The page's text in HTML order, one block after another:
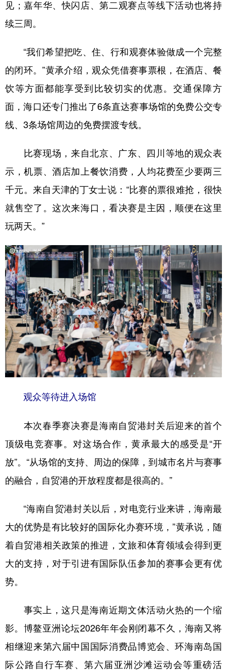
见；嘉年华、快闪店、第二观赛点等线下活动也将持
续三周。
“我们希望把吃、住、行和观赛体验做成一个完整
的闭环。”黄承介绍，观众凭借赛事票根，在酒店、餐
饮等方面都能享受到比较切实的优惠。交通保障方
面，海口还专门推出了6条直达赛事场馆的免费公交专
线、3条场馆周边的免费摆渡专线。
比赛现场，来自北京、广东、四川等地的观众表
示，机票、酒店加上餐饮消费，人均花费至少要两三
千元。来自天津的丁女士说：“比赛的票很难抢，很快
就售空了。这次来海口，看决赛是主因，顺便在这里
玩两天。”
观众等待进入场馆
本次春季赛决赛是海南自贸港封关后迎来的首个
顶级电竞赛事。对这场合作，黄承最大的感受是“开
放”。“从场馆的支持、周边的保障，到城市名片与赛事
的融合，自贸港的开放程度都是很高的。”
“海南自贸港封关以后，对电竞行业来讲，海南最
大的优势是有比较好的国际化办赛环境，”黄承说，随
着自贸港相关政策的推进，文旅和体育领域会得到更
大的支持，对于引进有国际队伍参加的赛事会更有优
势。
事实上，这只是海南近期文体活动火热的一个缩
影。博鳌亚洲论坛2026年年会刚闭幕不久，海南又将
相继迎来第六届中国国际消费品博览会、环海南岛国
际公路自行车赛、第六届亚洲沙滩运动会等重磅活